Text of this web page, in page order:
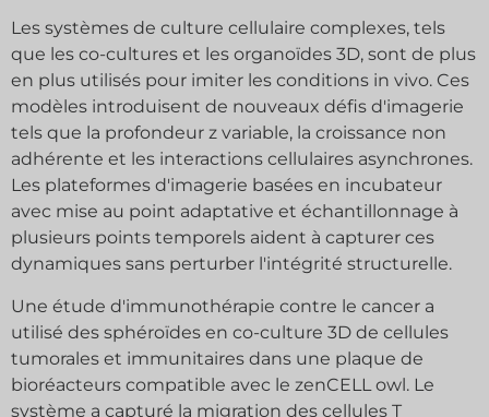
Les systèmes de culture cellulaire complexes, tels
que les co-cultures et les organoïdes 3D, sont de plus
en plus utilisés pour imiter les conditions in vivo. Ces
modèles introduisent de nouveaux défis d'imagerie
tels que la profondeur z variable, la croissance non
adhérente et les interactions cellulaires asynchrones.
Les plateformes d'imagerie basées en incubateur
avec mise au point adaptative et échantillonnage à
plusieurs points temporels aident à capturer ces
dynamiques sans perturber l'intégrité structurelle.
Une étude d'immunothérapie contre le cancer a
utilisé des sphéroïdes en co-culture 3D de cellules
tumorales et immunitaires dans une plaque de
bioréacteurs compatible avec le zenCELL owl. Le
système a capturé la migration des cellules T